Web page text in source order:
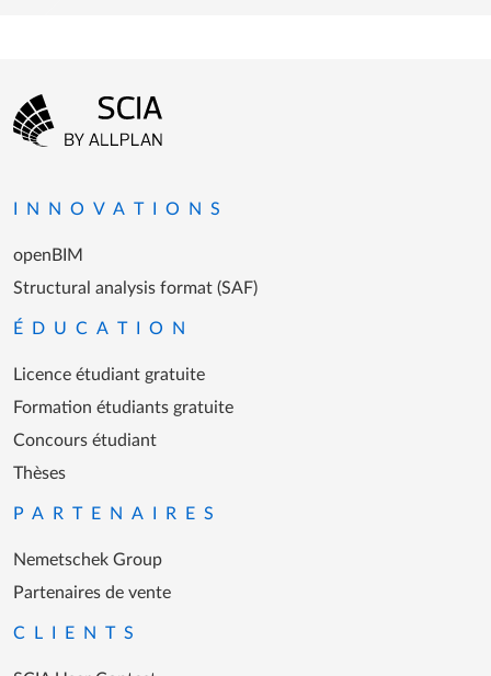
Menu Pied de page
INNOVATIONS
openBIM
Structural analysis format (SAF)
ÉDUCATION
Licence étudiant gratuite
Formation étudiants gratuite
Concours étudiant
Thèses
PARTENAIRES
Nemetschek Group
Partenaires de vente
CLIENTS